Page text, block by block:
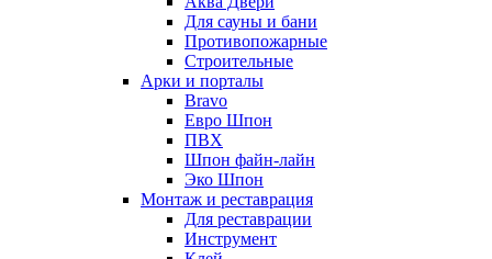
Для сауны и бани
Противопожарные
Строительные
Арки и порталы
Bravo
Евро Шпон
ПВХ
Шпон файн-лайн
Эко Шпон
Монтаж и реставрация
Для реставрации
Инструмент